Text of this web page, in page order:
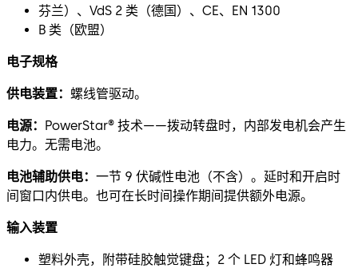
芬兰）、VdS 2 类（德国）、CE、EN 1300
B 类（欧盟）
电子规格
供电装置： 螺线管驱动。
电源： PowerStar® 技术——拨动转盘时，内部发电机会产生
电力。无需电池。
电池辅助供电： 一节 9 伏碱性电池（不含）。延时和开启时
间窗口内供电。也可在长时间操作期间提供额外电源。
输入装置
塑料外壳，附带硅胶触觉键盘；2 个 LED 灯和蜂鸣器